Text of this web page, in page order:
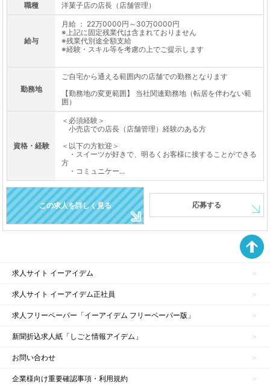
職種 洋菓子店の店長（店舗管理）
給与
月給 ： 22万0000円～30万0000円
※上記に固定残業代は含まれておりません
※残業代別途全額支給
※経験・スキル等を考慮の上でご提示します
勤務地
ご自宅から通える範囲内の店舗での勤務となります
【勤務地の変更範囲】 当社関連勤務地（転居を伴わない範
囲）
資格・経験
＜必須経験＞
小売店での店長（店舗管理）経験のある方
＜以下の方歓迎＞
・スイーツが好きで、明るくお客様に接することができる
方
・コミュニケー...
この求人を詳しく見る 応募する
求人サイト イーアイデム
求人サイト イーアイデム正社員
求人フリーペーパー「イーアイデム フリーペーパー版」
新聞折込求人紙「しごと情報アイデム」
お問い合わせ
企業様向け重要確認事項・利用規約